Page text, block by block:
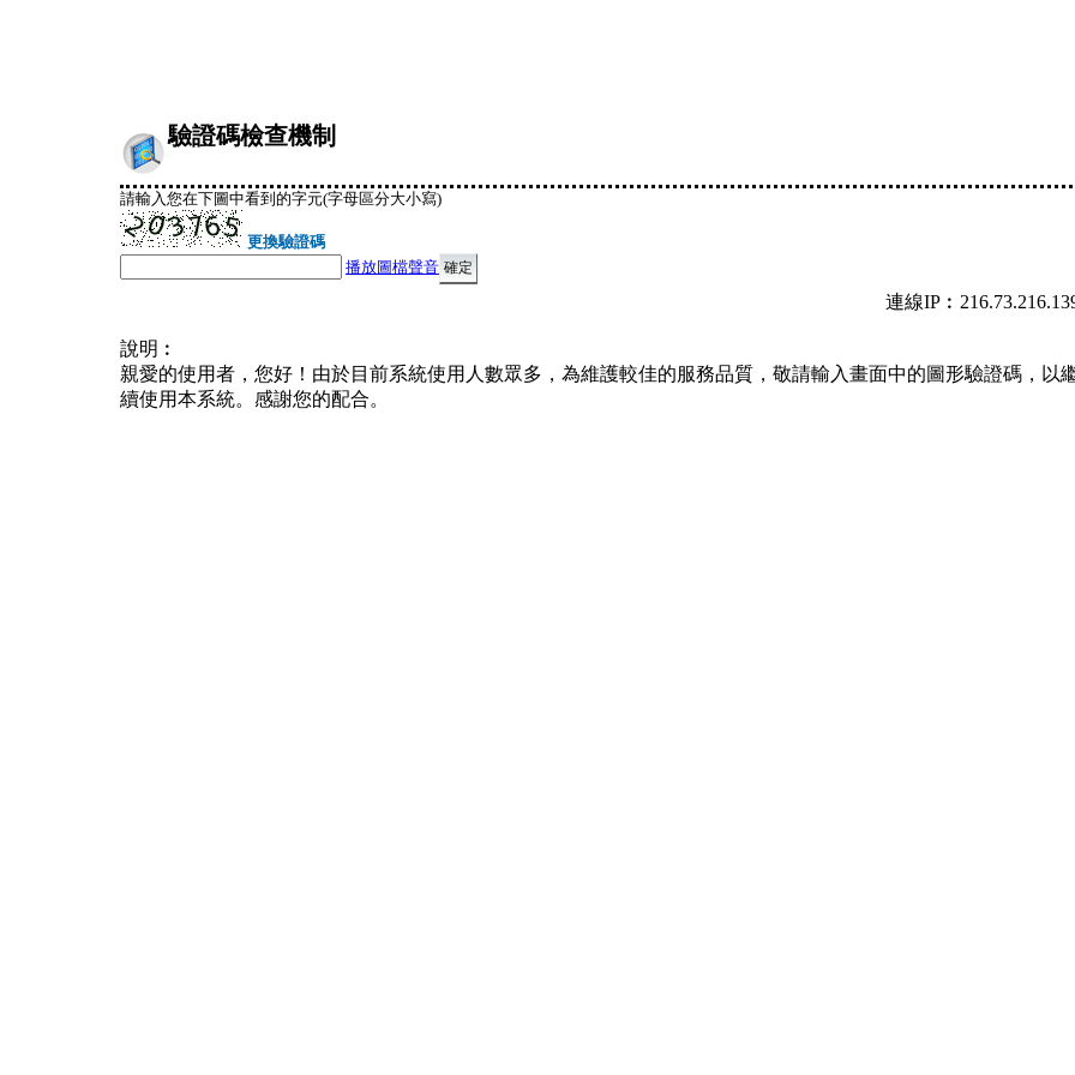
驗證碼檢查機制
請輸入您在下圖中看到的字元(字母區分大小寫)
更換驗證碼
播放圖檔聲音
連線
說明︰
親愛的使用者，您好！由於目前系統使用人數眾多，為維護較佳的服務品質，敬請輸入畫面中的圖形驗證碼，以
續使用本系統。感謝您的配合。